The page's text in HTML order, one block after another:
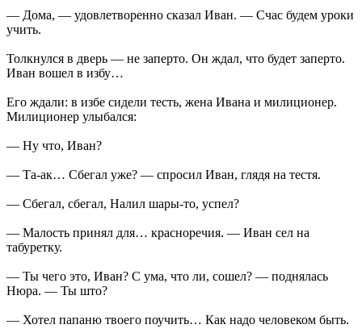
— Дома, — удовлетворенно сказал Иван. — Счас будем уроки
учить.
Толкнулся в дверь — не заперто. Он ждал, что будет заперто.
Иван вошел в избу…
Его ждали: в избе сидели тесть, жена Ивана и милиционер.
Милиционер улыбался:
— Ну что, Иван?
— Та-ак… Сбегал уже? — спросил Иван, глядя на тестя.
— Сбегал, сбегал, Налил шары-то, успел?
— Малость принял для… красноречия. — Иван сел на
табуретку.
— Ты чего это, Иван? С ума, что ли, сошел? — поднялась
Нюра. — Ты што?
— Хотел папаню твоего поучить… Как надо человеком быть.